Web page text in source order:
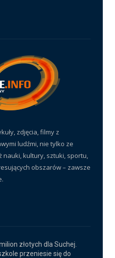
zdjęcia, filmy z
ludźmi, nie tylko ze
nauki, kultury, sztuki, sportu,
obszarów – zawsze
złotych dla Suchej.
przeniesie się do